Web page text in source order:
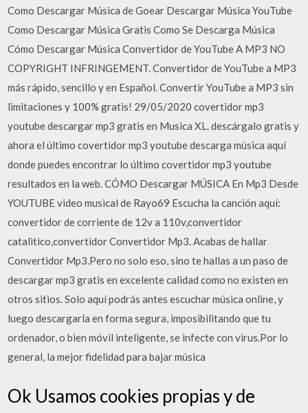
Como Descargar Música de Goear Descargar Música YouTube
Como Descargar Música Gratis Como Se Descarga Música
Cómo Descargar Música Convertidor de YouTube A MP3 NO
COPYRIGHT INFRINGEMENT. Convertidor de YouTube a MP3
más rápido, sencillo y en Español. Convertir YouTube a MP3 sin
limitaciones y 100% gratis! 29/05/2020 covertidor mp3
youtube descargar mp3 gratis en Musica XL. descárgalo gratis y
ahora el último covertidor mp3 youtube descarga música aquí
donde puedes encontrar lo último covertidor mp3 youtube
resultados en la web. CÓMO Descargar MÚSICA En Mp3 Desde
YOUTUBE video musical de Rayo69 Escucha la canción aquí:
convertidor de corriente de 12v a 110v,convertidor
catalitico,convertidor Convertidor Mp3. Acabas de hallar
Convertidor Mp3.Pero no solo eso, sino te hallas a un paso de
descargar mp3 gratis en excelente calidad como no existen en
otros sitios. Solo aquí podrás antes escuchar música online, y
luego descargarla en forma segura, imposibilitando que tu
ordenador, o bien móvil inteligente, se infecte con virus.Por lo
general, la mejor fidelidad para bajar música
Ok Usamos cookies propias y de